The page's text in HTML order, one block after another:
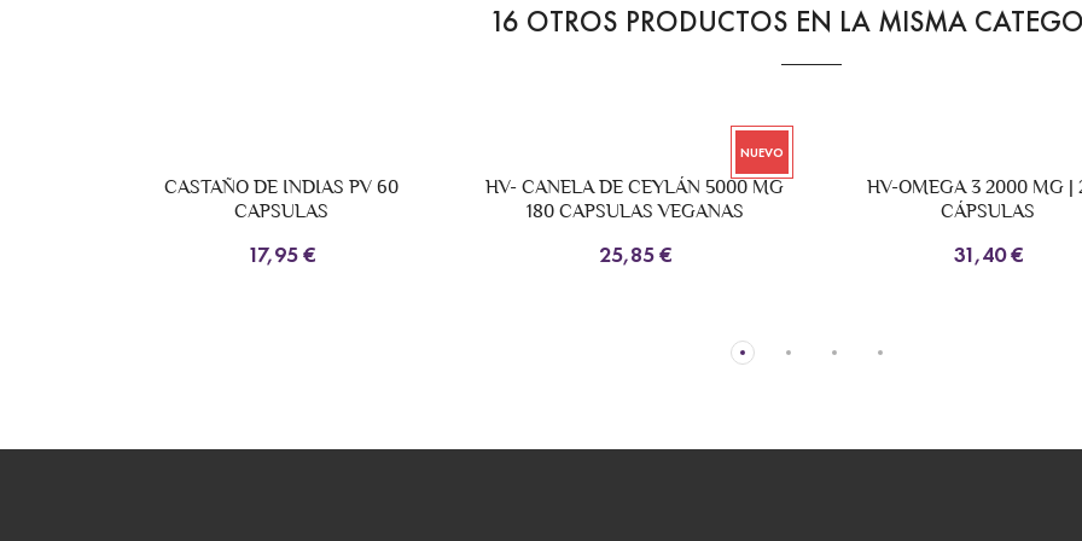
16 OTROS PRODUCTOS EN LA MISMA
HV- CANELA DE CEYLÁN 5000 MG
180 CAPSULAS VEGANAS
25,85 €
HV-OMEGA 3 2000 MG | 200
CÁPSULAS
31,40 €
HV- HV-PROTEINA
DE SUERO WHEY
36,98 €